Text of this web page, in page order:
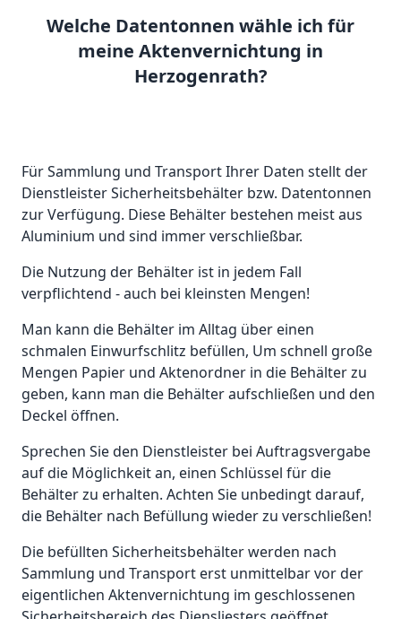
Welche Datentonnen wähle ich für
meine Aktenvernichtung in
Herzogenrath?
Für Sammlung und Transport Ihrer Daten stellt der
Dienstleister Sicherheitsbehälter bzw. Datentonnen
zur Verfügung. Diese Behälter bestehen meist aus
Aluminium und sind immer verschließbar.
Die Nutzung der Behälter ist in jedem Fall
verpflichtend - auch bei kleinsten Mengen!
Man kann die Behälter im Alltag über einen
schmalen Einwurfschlitz befüllen, Um schnell große
Mengen Papier und Aktenordner in die Behälter zu
geben, kann man die Behälter aufschließen und den
Deckel öffnen.
Sprechen Sie den Dienstleister bei Auftragsvergabe
auf die Möglichkeit an, einen Schlüssel für die
Behälter zu erhalten. Achten Sie unbedingt darauf,
die Behälter nach Befüllung wieder zu verschließen!
Die befüllten Sicherheitsbehälter werden nach
Sammlung und Transport erst unmittelbar vor der
eigentlichen Aktenvernichtung im geschlossenen